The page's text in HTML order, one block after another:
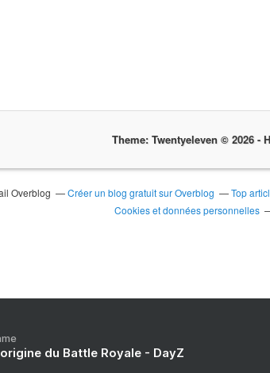
Theme: Twentyeleven © 2026 -
Overblog Créer un blog gratuit sur Overblog Top
Cookies et données personnelles
du Battle Royale - DayZ